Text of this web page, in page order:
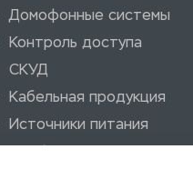
Домофонные системы
Контроль доступа
СКУД
Кабельная продукция
Источники питания
Шкафы и аксессуары